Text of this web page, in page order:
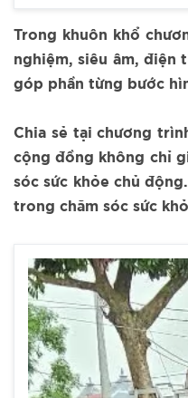
Trong khuôn khổ
nghiệm, siêu âm, điện
góp phần từng bước
Chia sẻ tại chương
cộng đồng không chỉ
sóc sức khỏe chủ
trong chăm sóc sức